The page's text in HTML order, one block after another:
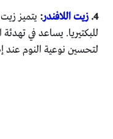
4. زيت اللافندر: يتميز
للبكتيريا. يساعد في
لتحسين نوعية النوم عند